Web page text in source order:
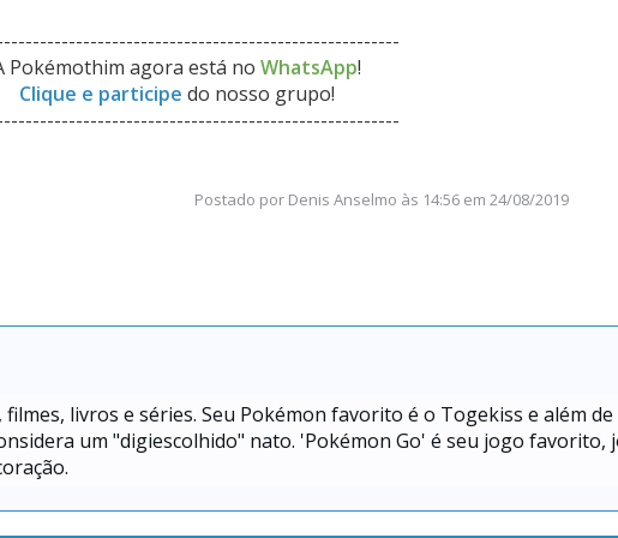
Pokémothim agora está no WhatsApp!
Clique e participe do nosso grupo!
Postado por Denis Anselmo às 14:56 em 24/08/2019
livros e séries. Seu Pokémon favorito é o Togekiss e além de
um "digiescolhido" nato. 'Pokémon Go' é seu jogo favorito,